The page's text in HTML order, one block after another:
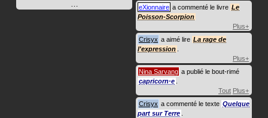
eXionnaire a commenté le livre Le
Poisson-Scorpion
Plus+
Crisyx a aimé lire La rage de
l'expression
Plus+
Nina Sarvang a publié le bout-rimé
capricorn·e
Tout Plus+
Crisyx a commenté le texte Quelque
part sur Terre